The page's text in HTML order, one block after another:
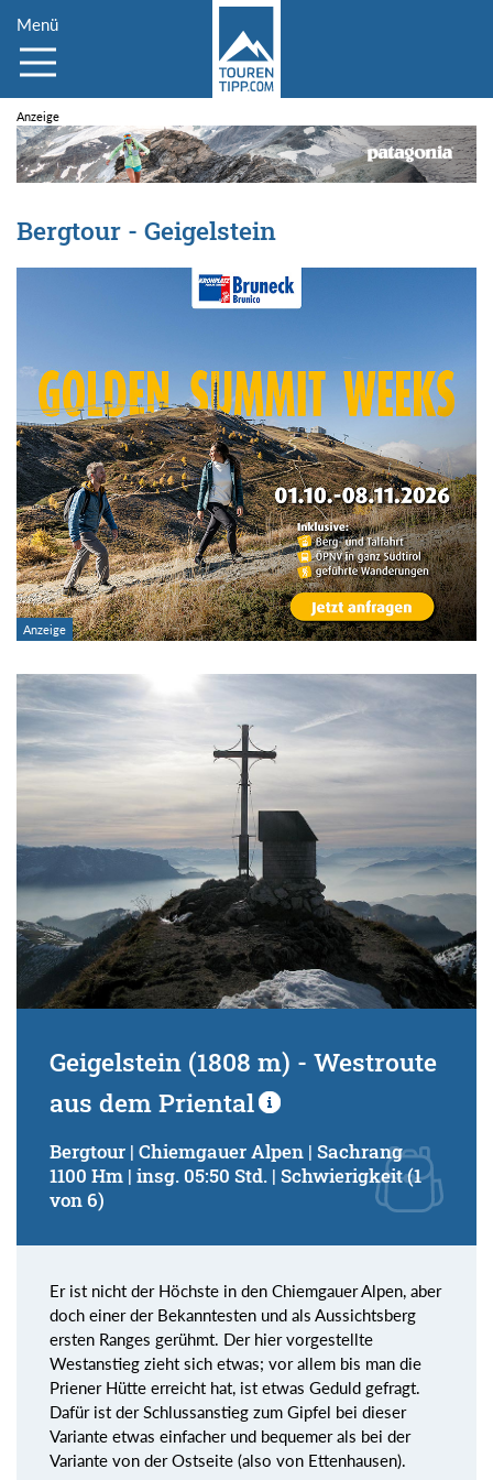
Menü
Bergtour - Geigelstein
Geigelstein (1808 m) - Westroute
aus dem Priental
Bergtour | Chiemgauer Alpen | Sachrang
1100 Hm | insg. 05:50 Std. | Schwierigkeit (1
von 6)
Er ist nicht der Höchste in den Chiemgauer Alpen, aber
doch einer der Bekanntesten und als Aussichtsberg
ersten Ranges gerühmt. Der hier vorgestellte
Westanstieg zieht sich etwas; vor allem bis man die
Priener Hütte erreicht hat, ist etwas Geduld gefragt.
Dafür ist der Schlussanstieg zum Gipfel bei dieser
Variante etwas einfacher und bequemer als bei der
Variante von der Ostseite (also von Ettenhausen).